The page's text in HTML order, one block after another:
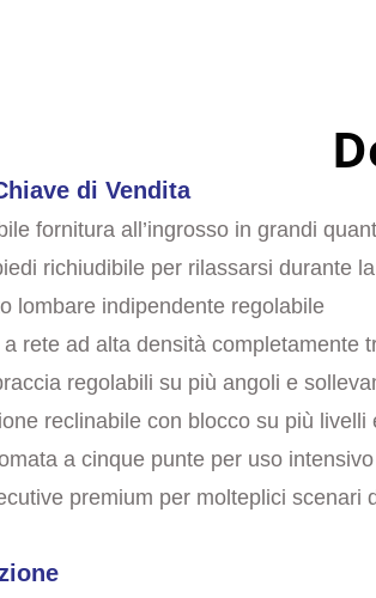
di Vendita
fornitura all’ingrosso in grandi
richiudibile per rilassarsi durante
lombare indipendente regolabile
a rete ad alta densità completamente
regolabili su più angoli e
reclinabile con blocco su più livelli
a cinque punte per uso
premium per molteplici scenari